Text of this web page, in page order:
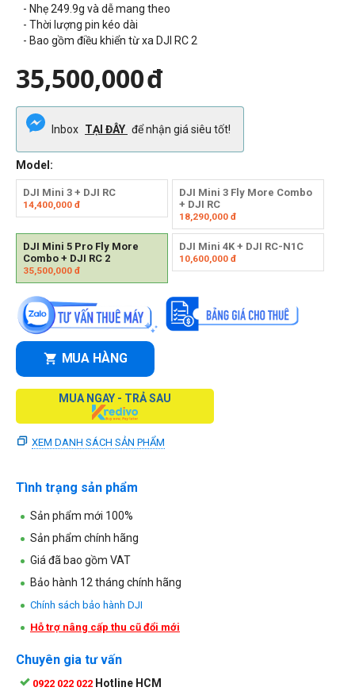
- Nhẹ 249.9g và dễ mang theo
- Thời lượng pin kéo dài
- Bao gồm điều khiển từ xa DJI RC 2
35,500,000đ
Inbox TẠI ĐÂY để nhận giá siêu tốt!
Model:
DJI Mini 3 + DJI RC
14,400,000 đ
DJI Mini 3 Fly More Combo
+ DJI RC
18,290,000đ
DJI Mini 5 Pro Fly More
Combo + DJI RC 2
35,500,000 đ
DJI Mini 4K + DJI RC-N1C
10,600,000đ
MUA HÀNG
MUA NGAY - TRẢ SAU
XEM DANH SÁCH SẢN PHẨM
Tình trạng sản phẩm
Sản phẩm mới 100%
Sản phẩm chính hãng
Giá đã bao gồm VAT
Bảo hành 12 tháng chính hãng
Chính sách bảo hành DJI
Hỗ trợ nâng cấp thu cũ đổi mới
Chuyên gia tư vấn
0922 022 022 Hotline HCM